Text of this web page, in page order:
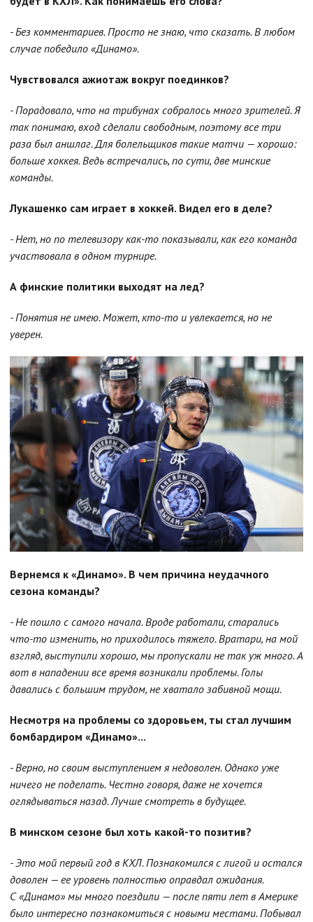
- Без комментариев. Просто не знаю, что сказать. В любом
случае победило «Динамо».
Чувствовался ажиотаж вокруг поединков?
- Порадовало, что на трибунах собралось много зрителей. Я
так понимаю, вход сделали свободным, поэтому все три
раза был аншлаг. Для болельщиков такие матчи — хорошо:
больше хоккея. Ведь встречались, по сути, две минские
команды.
Лукашенко сам играет в хоккей. Видел его в деле?
- Нет, но по телевизору как-то показывали, как его команда
участвовала в одном турнире.
А финские политики выходят на лед?
- Понятия не имею. Может, кто-то и увлекается, но не
уверен.
Вернемся к «Динамо». В чем причина неудачного
сезона команды?
- Не пошло с самого начала. Вроде работали, старались
что-то изменить, но приходилось тяжело. Вратари, на мой
взгляд, выступили хорошо, мы пропускали не так уж много. А
вот в нападении все время возникали проблемы. Голы
давались с большим трудом, не хватало забивной мощи.
Несмотря на проблемы со здоровьем, ты стал лучшим
бомбардиром «Динамо»...
- Верно, но своим выступлением я недоволен. Однако уже
ничего не поделать. Честно говоря, даже не хочется
оглядываться назад. Лучше смотреть в будущее.
В минском сезоне был хоть какой-то позитив?
- Это мой первый год в КХЛ. Познакомился с лигой и остался
доволен — ее уровень полностью оправдал ожидания.
С «Динамо» мы много поездили — после пяти лет в Америке
было интересно познакомиться с новыми местами. Побывал